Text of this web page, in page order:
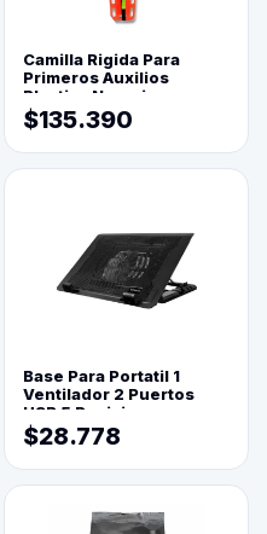
Camilla Rigida Para
Primeros Auxilios
Plastica Naranja
$135.390
Base Para Portatil 1
Ventilador 2 Puertos
USB 5 Posiciones
$28.778